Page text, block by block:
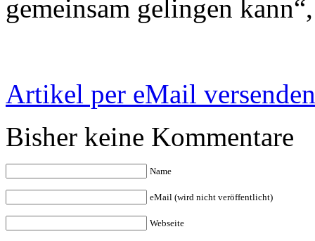
gemeinsam gelingen
Artikel per eMail versenden
Bisher keine Kommentare
Name
eMail (wird nicht veröffentlicht)
Webseite